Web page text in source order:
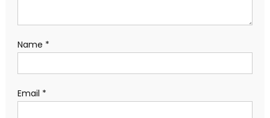
Name *
Email *